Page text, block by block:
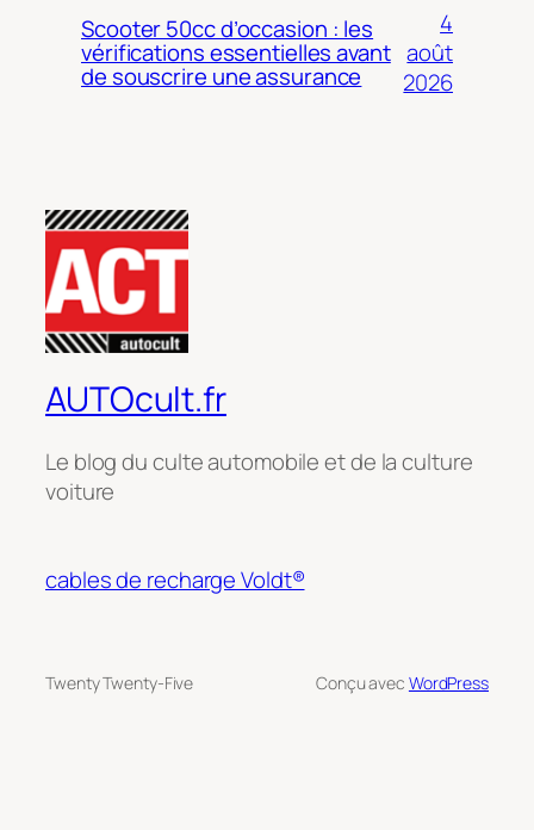
Scooter 50cc d’occasion : les
vérifications essentielles avant
de souscrire une assurance
4
août
2026
AUTOcult.fr
Le blog du culte automobile et de la culture
voiture
cables de recharge Voldt®
Twenty Twenty-Five Conçu avec WordPress